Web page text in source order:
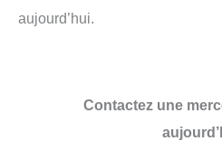
aujourd’hui.
Contactez une